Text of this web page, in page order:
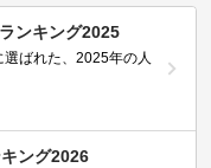
ンキング2025
ばれた、2025年の人
ング2026